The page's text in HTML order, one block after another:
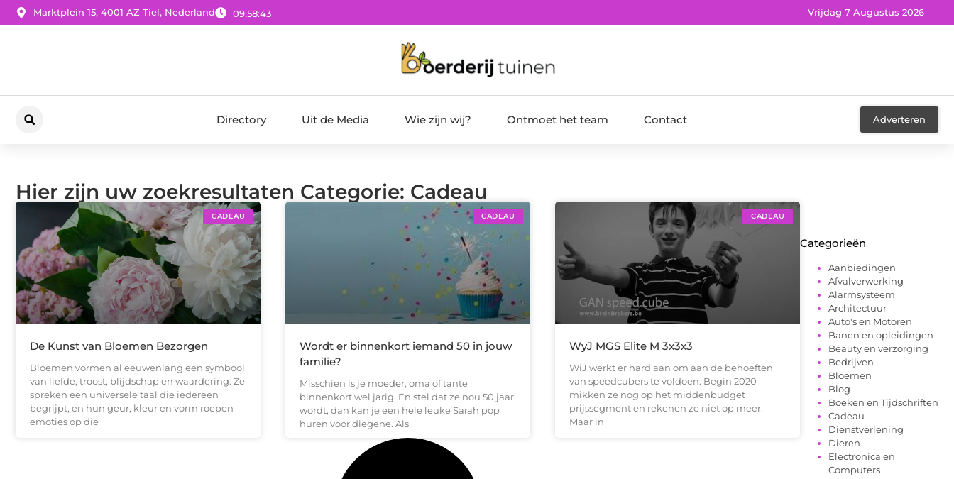
Marktplein 15, 4001 AZ Tiel, Nederland 09:58:44 Vrijdag 7 Augustus 2026
Directory Uit de Media Wie zijn wij? Ontmoet het team Contact Adverteren
Hier zijn uw zoekresultaten Categorie: Cadeau
CADEAU
De Kunst van Bloemen Bezorgen
Bloemen vormen al eeuwenlang een symbool
van liefde, troost, blijdschap en waardering. Ze
spreken een universele taal die iedereen
begrijpt, en hun geur, kleur en vorm roepen
emoties op die
CADEAU
Wordt er binnenkort iemand 50 in jouw
familie?
Misschien is je moeder, oma of tante
binnenkort wel jarig. En stel dat ze nou 50 jaar
wordt, dan kan je een hele leuke Sarah pop
huren voor diegene. Als
CADEAU
WyJ MGS Elite M 3x3x3
WiJ werkt er hard aan om aan de behoeften
van speedcubers te voldoen. Begin 2020
mikken ze nog op het middenbudget
prijssegment en rekenen ze niet op meer.
Maar in
Categorieën
Aanbiedingen
Afvalverwerking
Alarmsysteem
Architectuur
Auto's en Motoren
Banen en opleidingen
Beauty en verzorging
Bedrijven
Bloemen
Blog
Boeken en Tijdschriften
Cadeau
Dienstverlening
Dieren
Electronica en
Computers